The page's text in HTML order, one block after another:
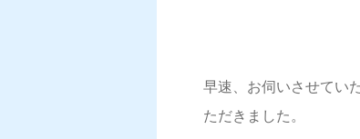
早速、お伺いさせてい
ただきました。